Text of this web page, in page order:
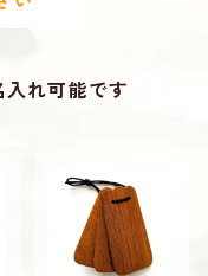
れ可能です